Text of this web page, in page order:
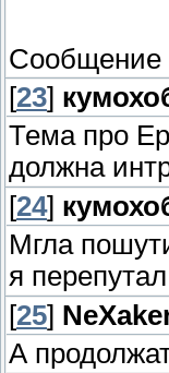
Сообщение
[23]
Тема про
должна
[24]
Мгла
я
[25]
А